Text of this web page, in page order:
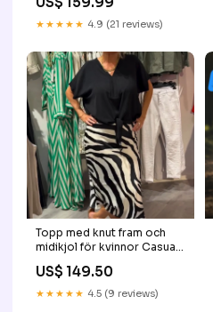
★★★★★ 4.9 (21 reviews)
Topp med knut fram och
midikjol för kvinnor Casual
US$ 149.50
★★★★★ 4.5 (9 reviews)